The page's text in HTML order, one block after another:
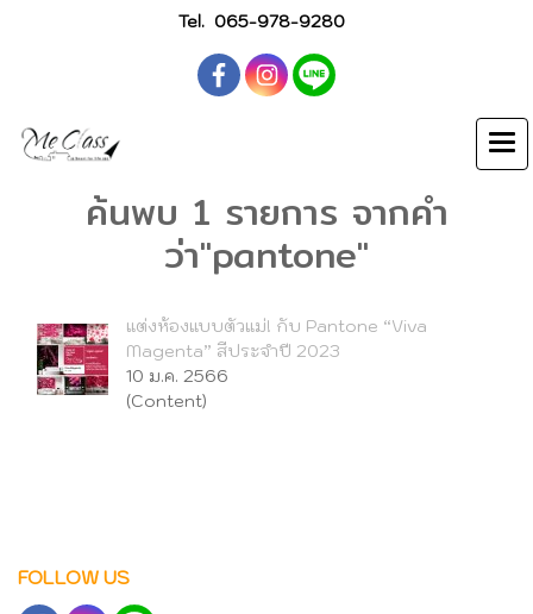
Tel. 065-978-9280
ค้นพบ 1 รายการ จากคำ
ว่า"pantone"
แต่งห้องแบบตัวแม่! กับ Pantone “Viva
Magenta” สีประจำปี 2023
10 ม.ค. 2566
(Content)
FOLLOW US